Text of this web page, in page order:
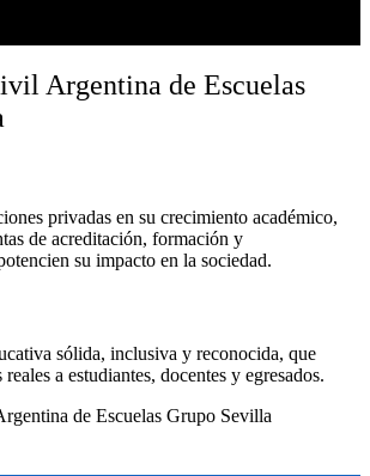
Argentina de Escuelas
privadas en su crecimiento académico,
de acreditación, formación y
su impacto en la sociedad.
sólida, inclusiva y reconocida, que
a estudiantes, docentes y egresados.